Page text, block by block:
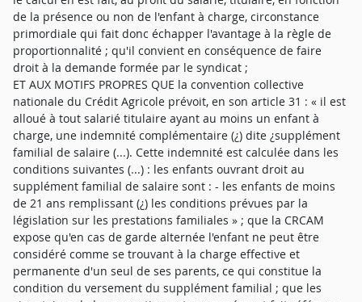
de la présence ou non de l'enfant à charge, circonstance
primordiale qui fait donc échapper l'avantage à la règle de
proportionnalité ; qu'il convient en conséquence de faire
droit à la demande formée par le syndicat ;
ET AUX MOTIFS PROPRES QUE la convention collective
nationale du Crédit Agricole prévoit, en son article 31 : « il est
alloué à tout salarié titulaire ayant au moins un enfant à
charge, une indemnité complémentaire (¿) dite ¿supplément
familial de salaire (...). Cette indemnité est calculée dans les
conditions suivantes (...) : les enfants ouvrant droit au
supplément familial de salaire sont : - les enfants de moins
de 21 ans remplissant (¿) les conditions prévues par la
législation sur les prestations familiales » ; que la CRCAM
expose qu'en cas de garde alternée l'enfant ne peut être
considéré comme se trouvant à la charge effective et
permanente d'un seul de ses parents, ce qui constitue la
condition du versement du supplément familial ; que les